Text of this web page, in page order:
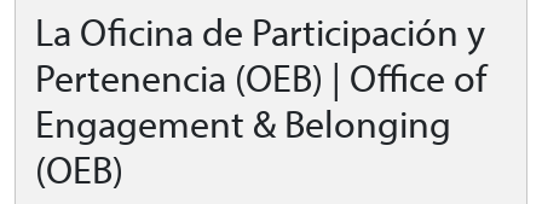
La Oficina de Participación y
Pertenencia (OEB) | Office of
Engagement & Belonging
(OEB)